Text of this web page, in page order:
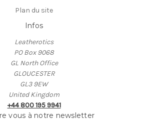
Plan du site
Infos
Leatherotics
PO Box 9068
GL North Office
GLOUCESTER
GL3 9EW
United Kingdom
+44 800 195 9941
vous à notre newsletter